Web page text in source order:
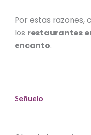
Por estas razones,
los restaurantes
encanto.
Señuelo